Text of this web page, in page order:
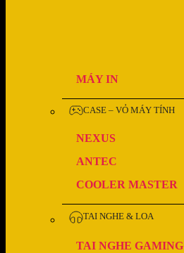
MÁY IN
CASE – VỎ MÁY TÍNH
NEXUS
ANTEC
COOLER MASTER
TAI NGHE & LOA
TAI NGHE GAMING